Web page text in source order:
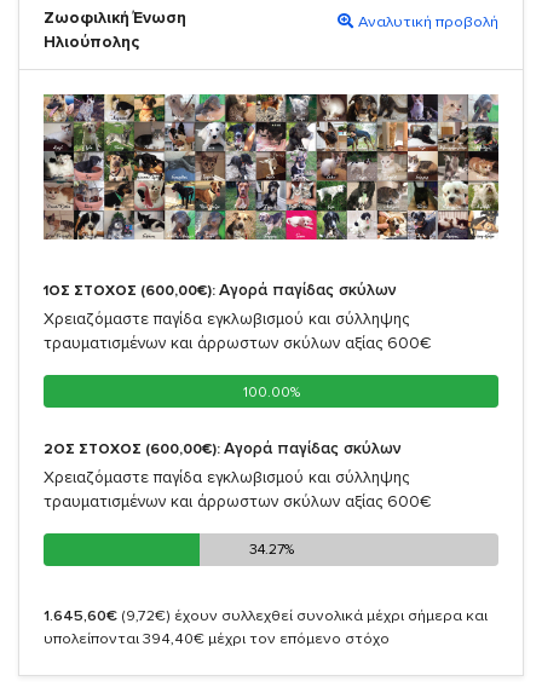
Ζωοφιλική Ένωση
Ηλιούπολης
Αναλυτική προβολή
1ΟΣ ΣΤΟΧΟΣ (600,00€): Αγορά παγίδας σκύλων
Χρειαζόμαστε παγίδα εγκλωβισμού και σύλληψης
τραυματισμένων και άρρωστων σκύλων αξίας 600€
100.00%
100.00%
2ΟΣ ΣΤΟΧΟΣ (600,00€): Αγορά παγίδας σκύλων
Χρειαζόμαστε παγίδα εγκλωβισμού και σύλληψης
τραυματισμένων και άρρωστων σκύλων αξίας 600€
34.27%
34.27%
1.645,60€ (9,72€) έχουν συλλεχθεί συνολικά μέχρι σήμερα και
υπολείπονται 394,40€ μέχρι τον επόμενο στόχο